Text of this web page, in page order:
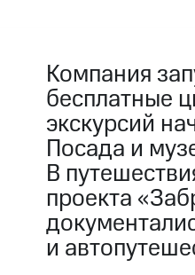
Компания
бесплатные
экскурсий
Посада и
В
проекта
и